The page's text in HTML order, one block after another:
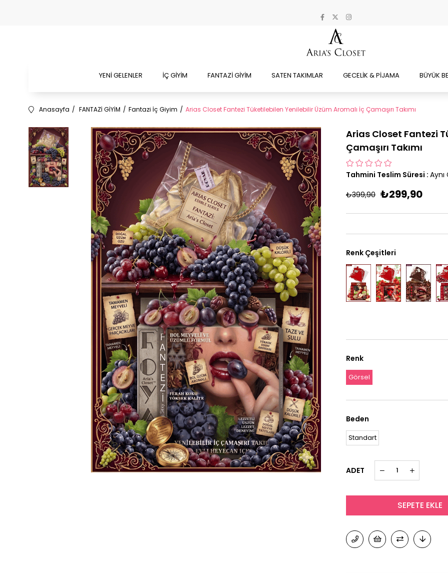
YENİ GELENLER İÇ GİYİM FANTAZİ GİYİM SATEN TAKIMLAR GECELİK & PİJAMA BÜYÜK
Anasayfa FANTAZİ GİYİM Fantazi İç Giyim Arias Closet Fantezi Tüketilebilen Yenilebilir Üzüm Aromalı İç Çamaşırı Takımı
Arias Closet Fantezi
Çamaşırı Takımı
Tahmini Teslim Süresi : Aynı
₺399,90 ₺299,90
Renk Çeşitleri
Renk
Görsel
Beden
Standart
ADET